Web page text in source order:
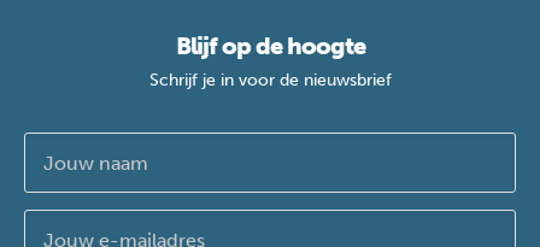
Blijf op de hoogte
Schrijf je in voor de nieuwsbrief